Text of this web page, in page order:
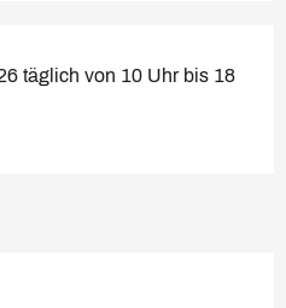
täglich von 10 Uhr bis 18